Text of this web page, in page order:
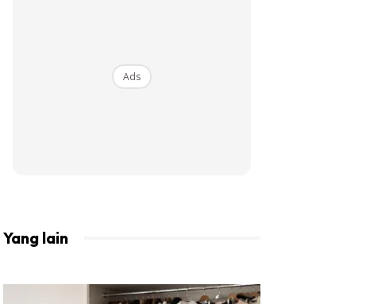
Ads
Yang lain